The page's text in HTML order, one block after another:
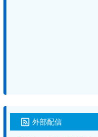
外部配信